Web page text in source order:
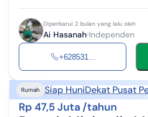
Diperbarui 2 bulan yang lalu oleh
Ai Hasanah Independen
+628531...
Rumah Siap HuniDekat Pusat
Rp 47,5 Juta /tahun